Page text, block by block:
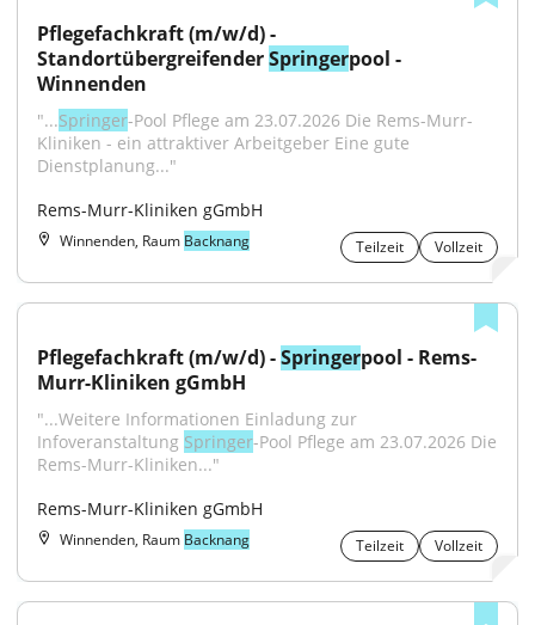
Pflegefachkraft (m/w/d) -
Standortübergreifender Springerpool -
Winnenden
"...Springer-Pool Pflege am 23.07.2026 Die Rems-Murr-
Kliniken - ein attraktiver Arbeitgeber Eine gute
Dienstplanung..."
Rems-Murr-Kliniken gGmbH
Winnenden, Raum Backnang Teilzeit Vollzeit
Pflegefachkraft (m/w/d) - Springerpool - Rems-
Murr-Kliniken gGmbH
"...Weitere Informationen Einladung zur
Infoveranstaltung Springer-Pool Pflege am 23.07.2026 Die
Rems-Murr-Kliniken..."
Rems-Murr-Kliniken gGmbH
Winnenden, Raum Backnang Teilzeit Vollzeit